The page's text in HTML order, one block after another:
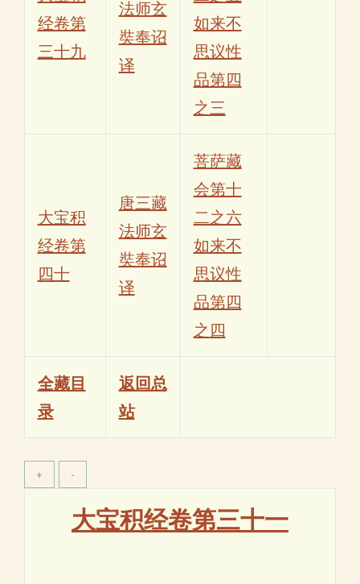
经卷第
三十九
法师玄
奘奉诏
译
如来不
思议性
品第四
之三
大宝积
经卷第
四十
唐三藏
法师玄
奘奉诏
译
菩萨藏
会第十
二之六
如来不
思议性
品第四
之四
全藏目
录
返回总
站
大宝积经卷第三十一